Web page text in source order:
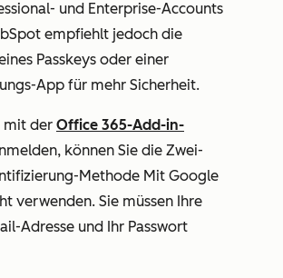
- und Enterprise-Accounts
empfiehlt jedoch die
Passkeys oder einer
App für mehr Sicherheit.
mit der Office 365-Add-in-
können Sie die Zwei-
Methode Mit Google
verwenden. Sie müssen Ihre
Adresse und Ihr Passwort